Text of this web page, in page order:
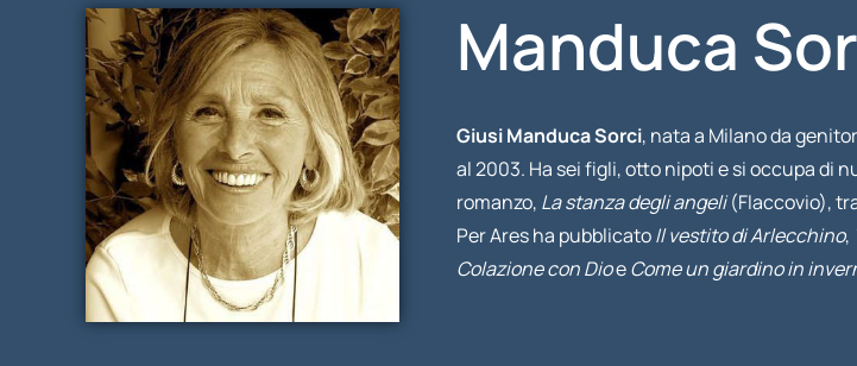
Manduca
Giusi Manduca Sorci, nata a Milano da
al 2003. Ha sei figli, otto nipoti e si occupa di
romanzo, La stanza degli angeli(Flaccovio),
Per Ares ha pubblicatoIl vestito di Arlecchino,
Colazione con DioeCome un giardino in